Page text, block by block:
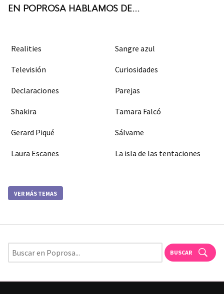
EN POPROSA HABLAMOS DE...
Realities Sangre azul
Televisión Curiosidades
Declaraciones Parejas
Shakira Tamara Falcó
Gerard Piqué Sálvame
Laura Escanes La isla de las tentaciones
VER MÁS TEMAS
BUSCAR